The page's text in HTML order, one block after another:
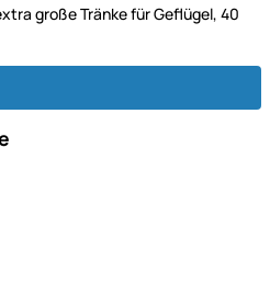
große Tränke für Geflügel, 40